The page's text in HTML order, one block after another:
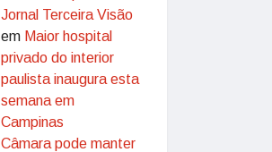
Jornal Terceira Visão
em Maior hospital
privado do interior
paulista inaugura esta
semana em
Campinas
Câmara pode manter